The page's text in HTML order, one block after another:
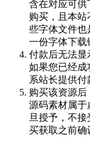
含在对应可供
购买，且本
些字体文件也
一份字体下载
付款后无法显
如果您已经成
系站长提供付
购买该资源后
源码素材属于
旦授予，不
买获取之前确